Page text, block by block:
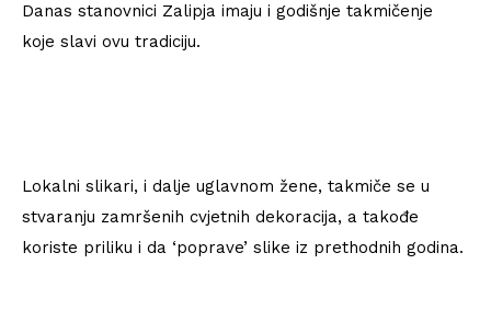
Danas stanovnici Zalipja imaju i godišnje takmičenje
koje slavi ovu tradiciju.
Lokalni slikari, i dalje uglavnom žene, takmiče se u
stvaranju zamršenih cvjetnih dekoracija, a takođe
koriste priliku i da ‘poprave’ slike iz prethodnih godina.